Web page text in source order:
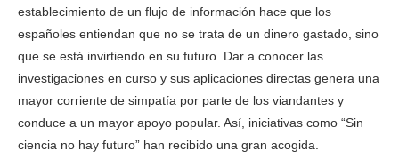
establecimiento de un flujo de información hace que los
españoles entiendan que no se trata de un dinero gastado, sino
que se está invirtiendo en su futuro. Dar a conocer las
investigaciones en curso y sus aplicaciones directas genera una
mayor corriente de simpatía por parte de los viandantes y
conduce a un mayor apoyo popular. Así, iniciativas como “Sin
ciencia no hay futuro” han recibido una gran acogida.